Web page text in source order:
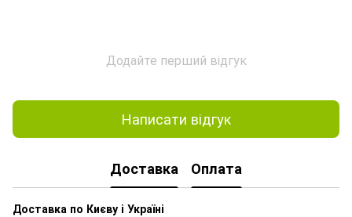
Додайте перший відгук
Написати відгук
Доставка Оплата
Доставка по Києву і Україні